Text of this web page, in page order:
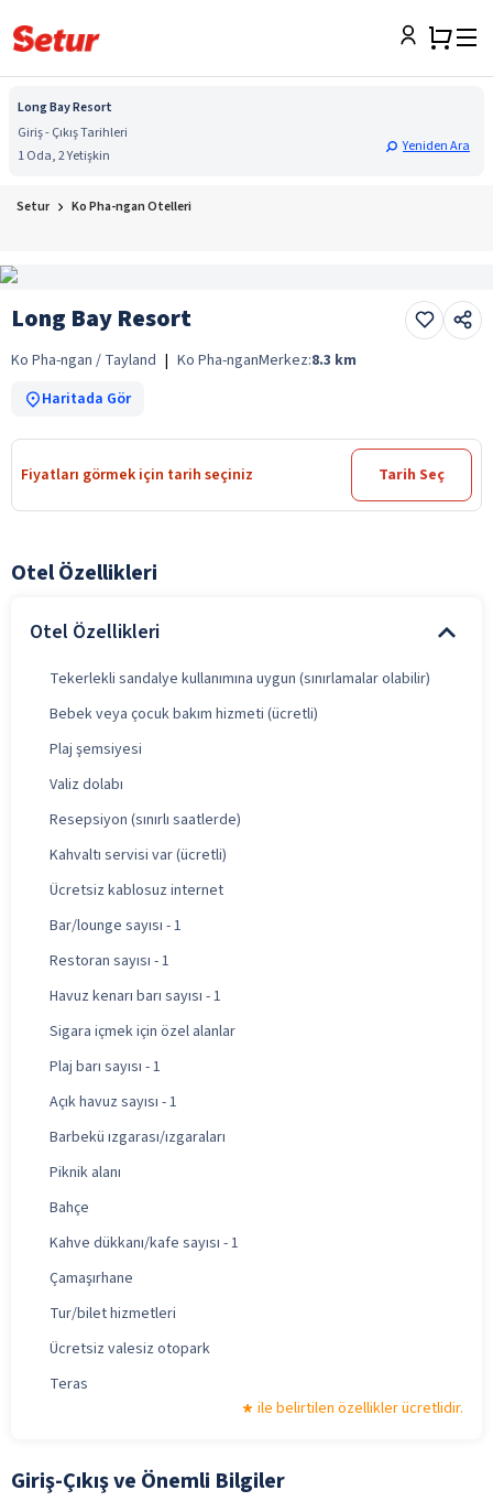
Long Bay Resort
Giriş - Çıkış Tarihleri
1 Oda, 2 Yetişkin
Yeniden Ara
Setur Ko Pha-ngan Otelleri
Long Bay Resort
Ko Pha-ngan / Tayland | Ko Pha-nganMerkez:8.3 km
Haritada Gör
Fiyatları görmek için tarih seçiniz Tarih Seç
Otel Özellikleri
Otel Özellikleri
Tekerlekli sandalye kullanımına uygun (sınırlamalar olabilir)
Bebek veya çocuk bakım hizmeti (ücretli)
Plaj şemsiyesi
Valiz dolabı
Resepsiyon (sınırlı saatlerde)
Kahvaltı servisi var (ücretli)
Ücretsiz kablosuz internet
Bar/lounge sayısı - 1
Restoran sayısı - 1
Havuz kenarı barı sayısı - 1
Sigara içmek için özel alanlar
Plaj barı sayısı - 1
Açık havuz sayısı - 1
Barbekü ızgarası/ızgaraları
Piknik alanı
Bahçe
Kahve dükkanı/kafe sayısı - 1
Çamaşırhane
Tur/bilet hizmetleri
Ücretsiz valesiz otopark
Teras
ile belirtilen özellikler ücretlidir.
Giriş-Çıkış ve Önemli Bilgiler